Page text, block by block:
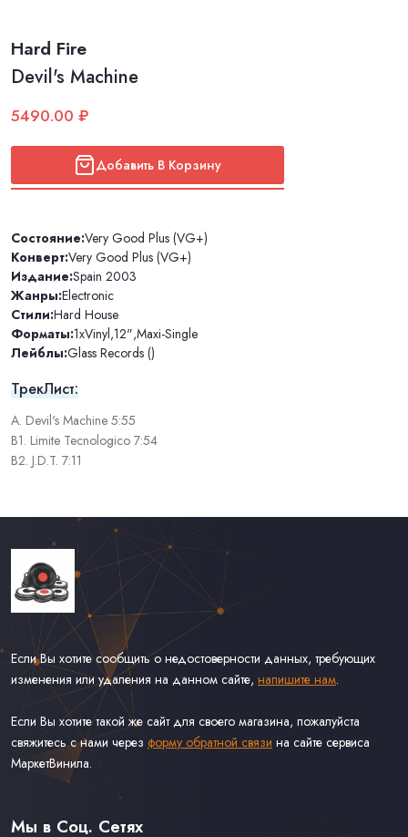
Hard Fire
Devil's Machine
5490.00 ₽
Добавить В Корзину
Состояние:Very Good Plus (VG+)
Конверт:Very Good Plus (VG+)
Издание:Spain 2003
Жанры:Electronic
Стили:Hard House
Форматы:1xVinyl,12",Maxi-Single
Лейблы:Glass Records ()
ТрекЛист:
A. Devil's Machine 5:55
B1. Limite Tecnologico 7:54
B2. J.D.T. 7:11
Если Вы хотите сообщить о недостоверности данных, требующих
изменения или удаления на данном сайте, напишите нам.
Если Вы хотите такой же сайт для своего магазина, пожалуйста
свяжитесь с нами через форму обратной связи на сайте сервиса
МаркетВинила.
Каталог Винила, CD и Кассет
Доставка и Оплата
Мы в Соц. Сетях